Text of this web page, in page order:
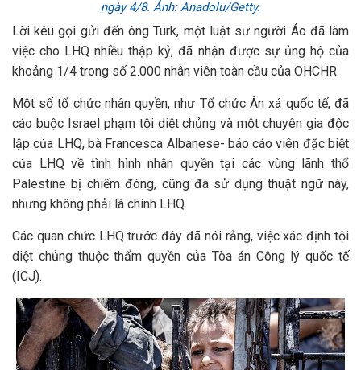
ngày 4/8. Ảnh: Anadolu/Getty.
Lời kêu gọi gửi đến ông Turk, một luật sư người Áo đã làm
việc cho LHQ nhiều thập kỷ, đã nhận được sự ủng hộ của
khoảng 1/4 trong số 2.000 nhân viên toàn cầu của OHCHR.
Một số tổ chức nhân quyền, như Tổ chức Ân xá quốc tế, đã
cáo buộc Israel phạm tội diệt chủng và một chuyên gia độc
lập của LHQ, bà Francesca Albanese- báo cáo viên đặc biệt
của LHQ về tình hình nhân quyền tại các vùng lãnh thổ
Palestine bị chiếm đóng, cũng đã sử dụng thuật ngữ này,
nhưng không phải là chính LHQ.
Các quan chức LHQ trước đây đã nói rằng, việc xác định tội
diệt chủng thuộc thẩm quyền của Tòa án Công lý quốc tế
(ICJ).